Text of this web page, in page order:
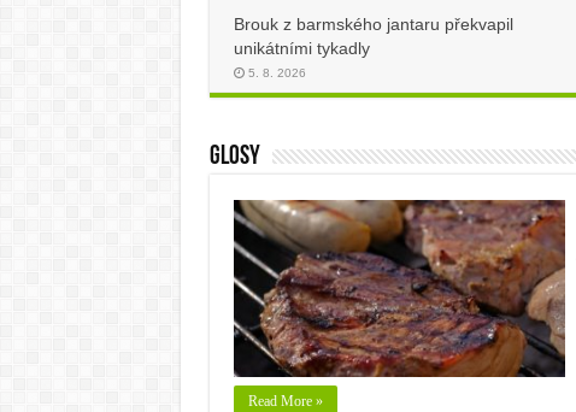
Brouk z barmského jantaru překvapil
unikátními tykadly
5. 8. 2026
Glosy
Read More »